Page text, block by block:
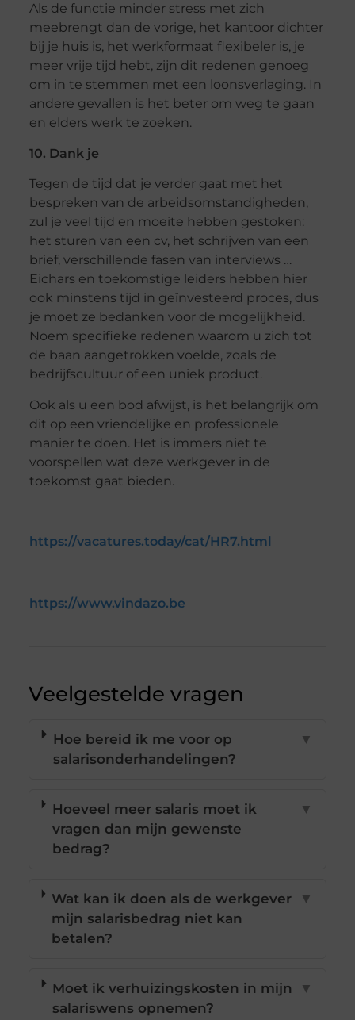
Als de functie minder stress met zich
meebrengt dan de vorige, het kantoor dichter
bij je huis is, het werkformaat flexibeler is, je
meer vrije tijd hebt, zijn dit redenen genoeg
om in te stemmen met een loonsverlaging. In
andere gevallen is het beter om weg te gaan
en elders werk te zoeken.
10. Dank je
Tegen de tijd dat je verder gaat met het
bespreken van de arbeidsomstandigheden,
zul je veel tijd en moeite hebben gestoken:
het sturen van een cv, het schrijven van een
brief, verschillende fasen van interviews …
Eichars en toekomstige leiders hebben hier
ook minstens tijd in geïnvesteerd proces, dus
je moet ze bedanken voor de mogelijkheid.
Noem specifieke redenen waarom u zich tot
de baan aangetrokken voelde, zoals de
bedrijfscultuur of een uniek product.
Ook als u een bod afwijst, is het belangrijk om
dit op een vriendelijke en professionele
manier te doen. Het is immers niet te
voorspellen wat deze werkgever in de
toekomst gaat bieden.
https://vacatures.today/cat/HR7.html
https://www.vindazo.be
Veelgestelde vragen
Hoe bereid ik me voor op
salarisonderhandelingen?
▼
Hoeveel meer salaris moet ik
vragen dan mijn gewenste
bedrag?
▼
Wat kan ik doen als de werkgever
mijn salarisbedrag niet kan
betalen?
▼
Moet ik verhuizingskosten in mijn
salariswens opnemen?
▼